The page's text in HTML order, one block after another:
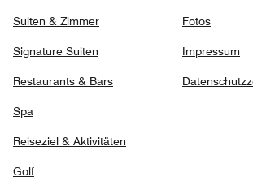
Suiten & Zimmer
Signature Suiten
Restaurants & Bars
Spa
Reiseziel & Aktivitäten
Golf
Fotos
Impressum